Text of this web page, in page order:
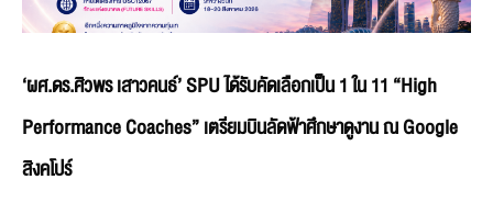
‘ผศ.ดร.ศิวพร เสาวคนธ์’ SPU ได้รับคัดเลือกเป็น 1 ใน 11 “High
Performance Coaches” เตรียมบินลัดฟ้าศึกษาดูงาน ณ Google
สิงคโปร์